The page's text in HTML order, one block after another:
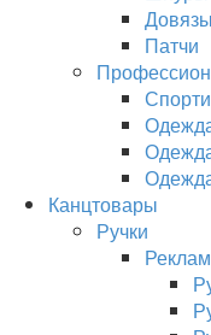
Довязы
Патчи
Канцтовары
Ручки